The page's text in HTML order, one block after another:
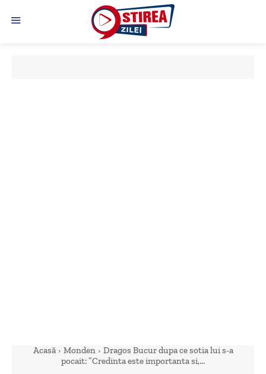
Acasă Monden
Dragos Bucur dupa ce sotia lui s-a
pocait: ”Credinta este importanta si,...